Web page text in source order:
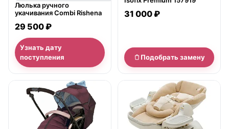
Люлька ручного
укачивания Combi Rishena
29 500 ₽
Узнать дату
поступления
31 000 ₽
Подобрать замену
нет в продаже